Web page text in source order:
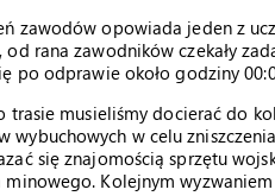
zawodów opowiada jeden z
od rana zawodników czekały
po odprawie około godziny
trasie musieliśmy docierać do
wybuchowych w celu
się znajomością sprzętu
minowego. Kolejnym